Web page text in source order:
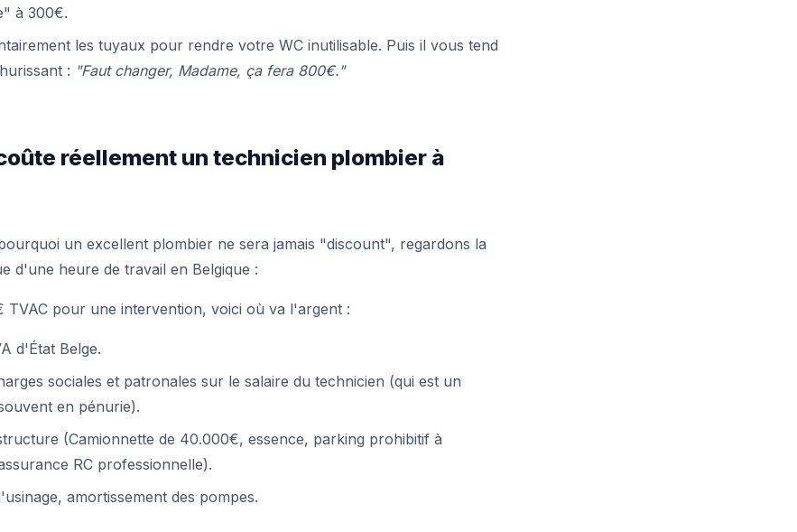
à 300€.
les tuyaux pour rendre votre WC inutilisable. Puis il vous tend
: "Faut changer, Madame, ça fera 800€."
réellement un technicien plombier à
un excellent plombier ne sera jamais "discount", regardons la
d'une heure de travail en Belgique :
TVAC pour une intervention, voici où va l'argent :
d'État Belge.
sociales et patronales sur le salaire du technicien (qui est un
en pénurie).
(Camionnette de 40.000€, essence, parking prohibitif à
RC professionnelle).
amortissement des pompes.